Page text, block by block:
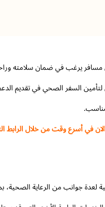
يرغب في ضمان سلامته
السفر الصحي في تقديم
في أسرع وقت من خلال الرابط
لعدة جوانب من الرعاية